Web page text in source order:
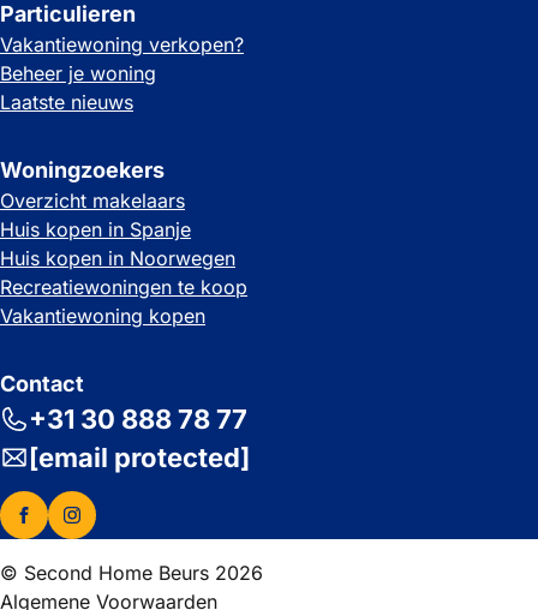
Particulieren
Vakantiewoning verkopen?
Beheer je woning
Laatste nieuws
Woningzoekers
Overzicht makelaars
Huis kopen in Spanje
Huis kopen in Noorwegen
Recreatiewoningen te koop
Vakantiewoning kopen
Contact
+31 30 888 78 77
[email protected]
© Second Home Beurs 2026
Algemene Voorwaarden